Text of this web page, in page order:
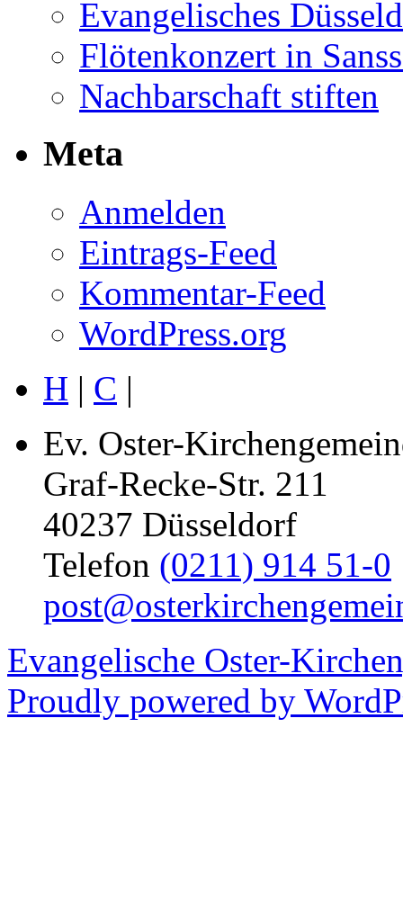
Evangelisches
Flötenkonzert in
Nachbarschaft stiften
Meta
Anmelden
Eintrags-Feed
Kommentar-Feed
WordPress.org
H | C |
Ev. Oster-
Graf-Recke-Str. 211
40237 Düsseldorf
Telefon (0211) 914 51-0
Evangelische Oster-
Proudly powered by